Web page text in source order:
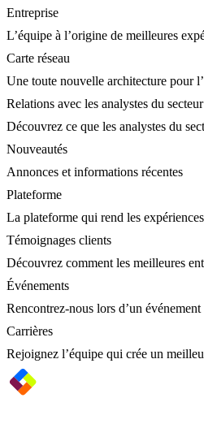
Entreprise
L’équipe à l’origine de meilleures
Carte réseau
Une toute nouvelle architecture pour
Relations avec les analystes du secteur
Découvrez ce que les analystes du
Nouveautés
Annonces et informations récentes
Plateforme
La plateforme qui rend les
Témoignages clients
Découvrez comment les meilleures
Événements
Rencontrez-nous lors d’un événement
Carrières
Rejoignez l’équipe qui crée un